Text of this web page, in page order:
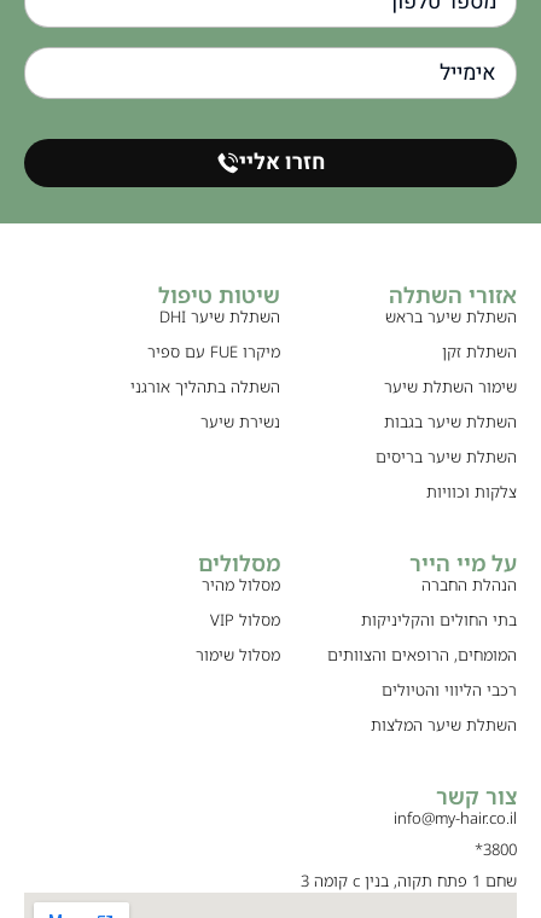
חזרו אליי
אזורי השתלה
השתלת שיער בראש
השתלת זקן
שימור השתלת שיער
השתלת שיער בגבות
השתלת שיער בריסים
צלקות וכוויות
שיטות טיפול
השתלת שיער DHI
מיקרו FUE עם ספיר
השתלה בתהליך אורגני
נשירת שיער
על מיי הייר
הנהלת החברה
בתי החולים והקליניקות
המומחים, הרופאים והצוותים
רכבי הליווי והטיולים
השתלת שיער המלצות
מסלולים
מסלול מהיר
מסלול VIP
מסלול שימור
צור קשר
info@my-hair.co.il
3800*
שחם 1 פתח תקוה, בנין c קומה 3